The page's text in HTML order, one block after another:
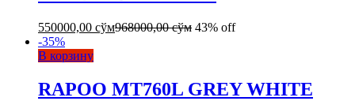
550000,00 сўм968000,00сўм 43% off
-35%
В корзину
RAPOO MT760L GREY WHITE